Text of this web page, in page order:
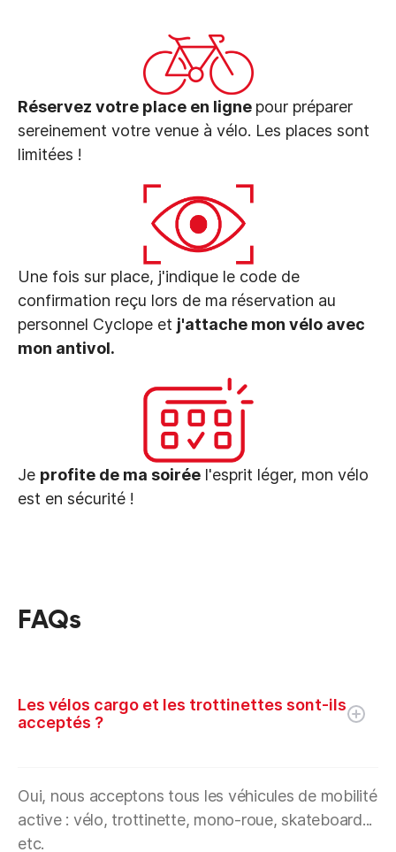
Réservez votre place en ligne pour préparer
sereinement votre venue à vélo. Les places sont
limitées !
Une fois sur place, j'indique le code de
confirmation reçu lors de ma réservation au
personnel Cyclope et j'attache mon vélo avec
mon antivol.
Je profite de ma soirée l'esprit léger, mon vélo
est en sécurité !
FAQs
Les vélos cargo et les trottinettes sont-ils
acceptés ?
Oui, nous acceptons tous les véhicules de mobilité
active : vélo, trottinette, mono-roue, skateboard...
etc.